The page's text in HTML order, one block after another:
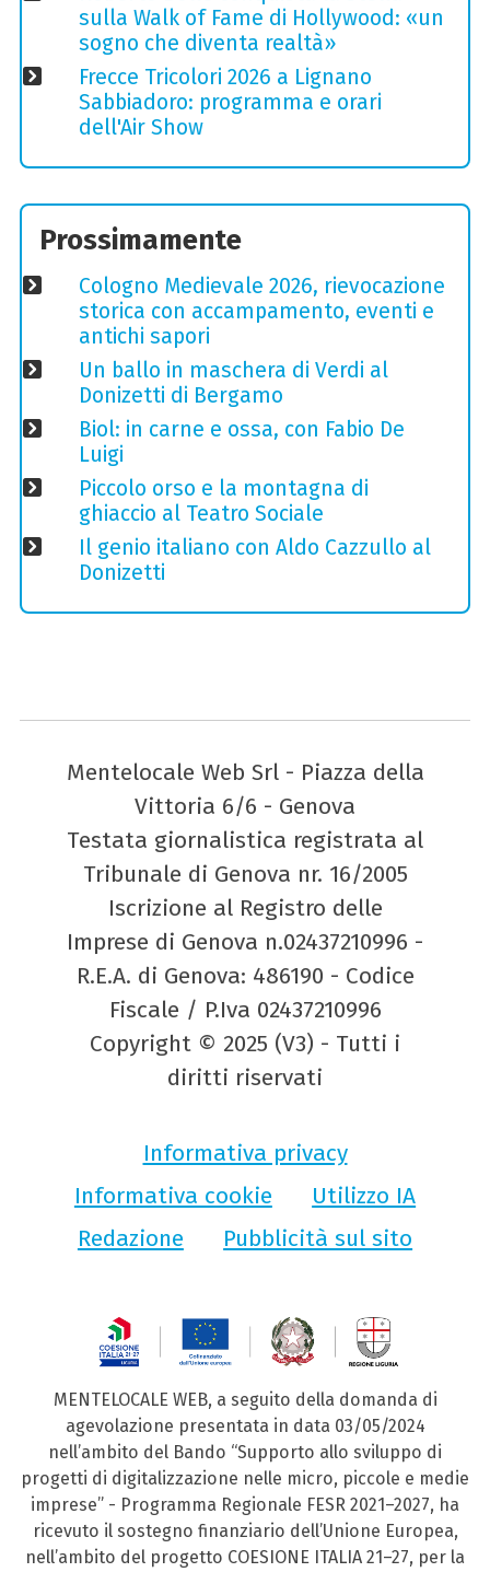
sulla Walk of Fame di Hollywood: «un
sogno che diventa realtà»
Frecce Tricolori 2026 a Lignano
Sabbiadoro: programma e orari
dell'Air Show
Prossimamente
Cologno Medievale 2026, rievocazione
storica con accampamento, eventi e
antichi sapori
Un ballo in maschera di Verdi al
Donizetti di Bergamo
Biol: in carne e ossa, con Fabio De
Luigi
Piccolo orso e la montagna di
ghiaccio al Teatro Sociale
Il genio italiano con Aldo Cazzullo al
Donizetti
Mentelocale Web Srl - Piazza della
Vittoria 6/6 - Genova
Testata giornalistica registrata al
Tribunale di Genova nr. 16/2005
Iscrizione al Registro delle
Imprese di Genova n.02437210996 -
R.E.A. di Genova: 486190 - Codice
Fiscale / P.Iva 02437210996
Copyright © 2025 (V3) - Tutti i
diritti riservati
Informativa privacy
Informativa cookie
Utilizzo IA
Redazione
Pubblicità sul sito
MENTELOCALE WEB, a seguito della domanda di
agevolazione presentata in data 03/05/2024
nell’ambito del Bando “Supporto allo sviluppo di
progetti di digitalizzazione nelle micro, piccole e medie
imprese” - Programma Regionale FESR 2021–2027, ha
ricevuto il sostegno finanziario dell’Unione Europea,
nell’ambito del progetto COESIONE ITALIA 21–27, per la